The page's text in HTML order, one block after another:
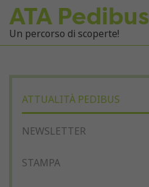
ATA Pedibus
Un percorso di scoperte!
ATTUALITÀ PEDIBUS
NEWSLETTER
STAMPA